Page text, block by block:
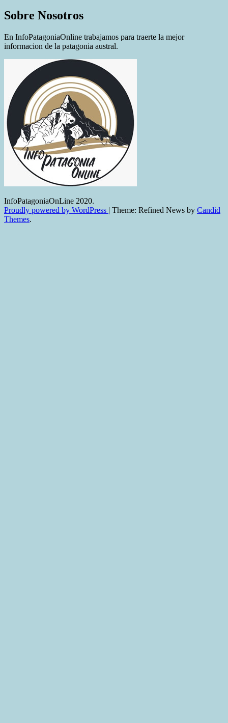
Sobre Nosotros
En InfoPatagoniaOnline trabajamos para traerte la mejor
informacion de la patagonia austral.
InfoPatagoniaOnLine 2020.
Proudly powered by WordPress | Theme: Refined News by Candid
Themes.